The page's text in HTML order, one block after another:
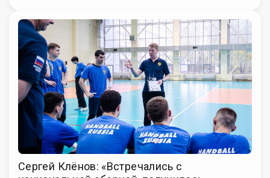
Сергей Клёнов: «Встречались с